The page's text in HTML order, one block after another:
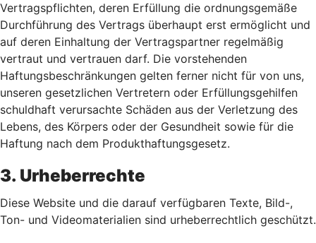
Vertragspflichten, deren Erfüllung die ordnungsgemäße
Durchführung des Vertrags überhaupt erst ermöglicht und
auf deren Einhaltung der Vertragspartner regelmäßig
vertraut und vertrauen darf. Die vorstehenden
Haftungsbeschränkungen gelten ferner nicht für von uns,
unseren gesetzlichen Vertretern oder Erfüllungsgehilfen
schuldhaft verursachte Schäden aus der Verletzung des
Lebens, des Körpers oder der Gesundheit sowie für die
Haftung nach dem Produkthaftungsgesetz.
3. Urheberrechte
Diese Website und die darauf verfügbaren Texte, Bild-,
Ton- und Videomaterialien sind urheberrechtlich geschützt.